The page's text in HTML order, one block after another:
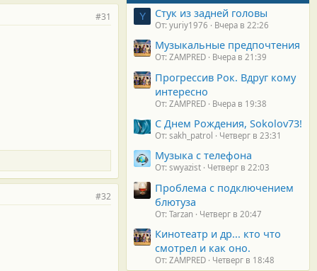
#31
#32
Y Стук из задней головы
От: yuriy1976 Вчера в 22:26
Музыкальные предпочтения
От: ZAMPRED Вчера в 21:39
Прогрессив Рок. Вдруг кому
интересно
От: ZAMPRED Вчера в 19:38
С Днем Рождения, Sokolov73!
От: sakh_patrol Четверг в 23:31
Музыка с телефона
От: swyazist Четверг в 22:03
Проблема с подключением
блютуза
От: Tarzan Четверг в 20:47
Кинотеатр и др... кто что
смотрел и как оно.
От: ZAMPRED Четверг в 18:48